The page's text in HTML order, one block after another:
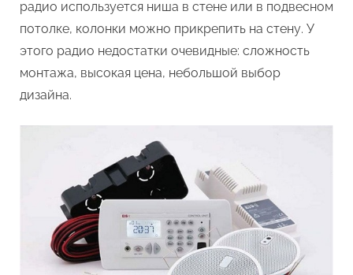
радио используется ниша в стене или в подвесном
потолке, колонки можно прикрепить на стену. У
этого радио недостатки очевидные: сложность
монтажа, высокая цена, небольшой выбор
дизайна.